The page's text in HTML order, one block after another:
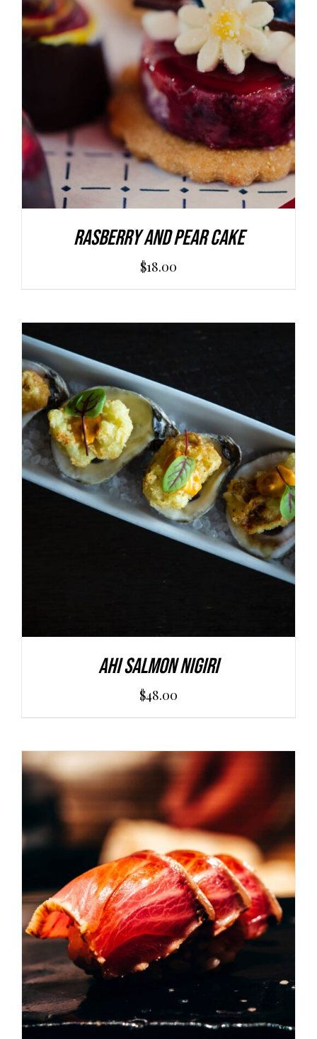
AGGIUNGI AL CARRELLO / DETAILS
Rasberry And Pear Cake
$18.00
AGGIUNGI AL CARRELLO / DETAILS
Ahi Salmon Nigiri
$48.00
AGGIUNGI AL CARRELLO / DETAILS